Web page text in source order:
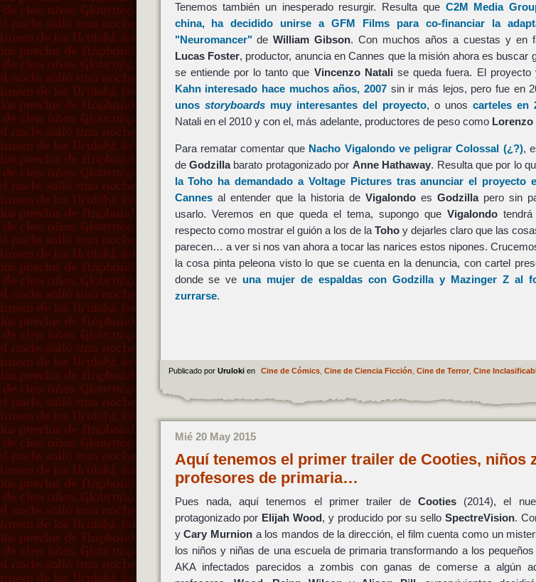
Tenemos también un inesperado resurgir. Resulta que C2M Media
china, ha decidido unirse aGFM Films para co-financiar la
"Neuromancer" deWilliam Gibson. Con muchos años a cuestas y en
Lucas Foster, productor, anuncia en Cannes que la misión ahora es buscar
se entiende por lo tanto que Vincenzo Natali se queda fuera. El proyecto
Kahninteresado hace muchos años, 2007sin ir más lejos, pero fue en
unos storyboardsmuy interesantes del proyecto, o unos carteles en
Natali en el 2010 y con el, más adelante, productores de peso como Lorenzo
Para rematar comentar que Nacho Vigalondove peligrarColossal (¿?),
de Godzillabarato protagonizado por Anne Hathaway. Resulta que por lo
laToho ha demandado a Voltage Picturestras anunciar el proyecto
Cannesal entender que la historia de Vigalondoes Godzillapero sin
usarlo. Veremos en que queda el tema, supongo que Vigalondotendrá
respecto como mostrar el guión a los de la Tohoy dejarles claro que las
parecen… a ver si nos van ahora a tocar las narices estos nipones.
la cosa pinta peleona visto lo que se cuenta en la denuncia, con cartel
donde se ve una mujer de espaldas conGodzillay Mazinger Zal
zurrarse.
Publicado por Uruloki en Cine de Cómics, Cine de Ciencia Ficción Cine de Terror, Cine
Mié 20 May 2015
Aquí tenemos el primer trailer de Cooties, niños
profesores de primaria…
Pues nada, aquí tenemos el primer trailer de Cooties(2014), el
protagonizado por Elijah Wood, y producido por su sello SpectreVision.
yCary Murniona los mandos de la dirección, el film cuenta como un
los niños y niñas de una escuela de primaria transformando a los
AKA infectados parecidos a zombis con ganas de comerse a algún